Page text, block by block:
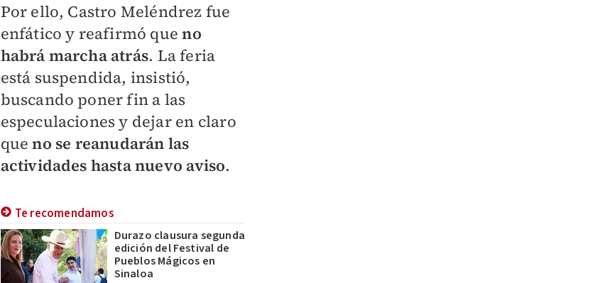
Por ello, Castro Meléndrez fue
enfático y reafirmó queno
habrá marcha atrás. La feria
está suspendida, insistió,
buscando poner fin a las
especulaciones y dejar en claro
queno se reanudarán las
actividades hasta nuevo aviso.
Te recomendamos
Durazo clausura segunda
edición del Festival de
Pueblos Mágicos en
Sinaloa